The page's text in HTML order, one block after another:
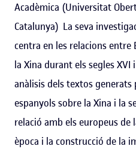
Acadèmica (Universitat
Catalunya) La seva
centra en les relacions entre
la Xina durant els segles XVI
anàlisis dels textos generats
espanyols sobre la Xina i la
relació amb els europeus de
època i la construcció de la